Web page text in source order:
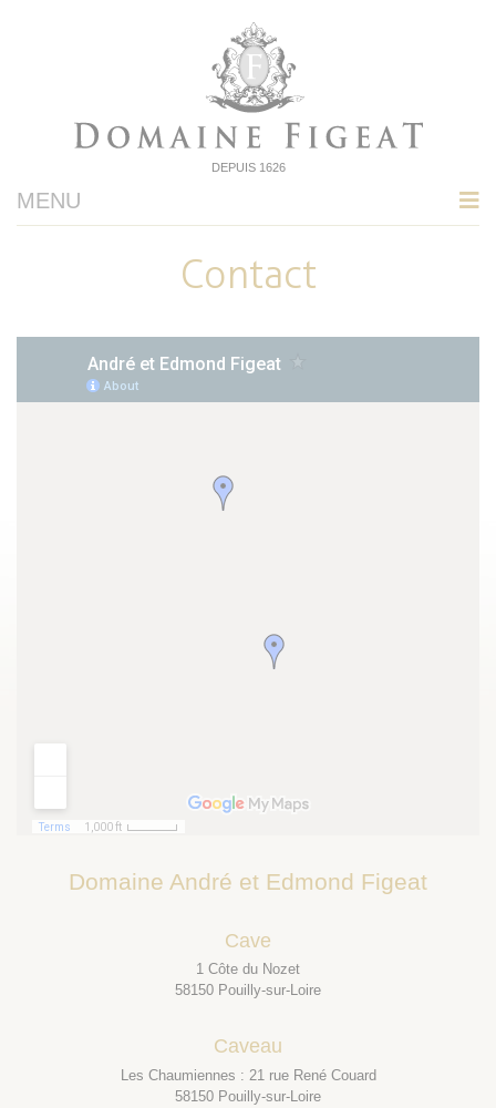
MENU
DEPUIS 1626
Contact
Domaine André et Edmond Figeat
Cave
1 Côte du Nozet
58150 Pouilly-sur-Loire
Caveau
Les Chaumiennes : 21 rue René Couard
58150 Pouilly-sur-Loire